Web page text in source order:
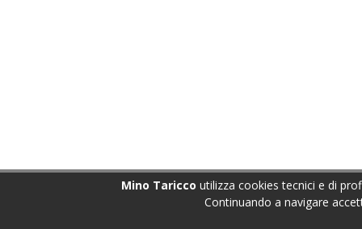
Mino Taricco utilizza cookies tecnici e di
Continuando a navigare